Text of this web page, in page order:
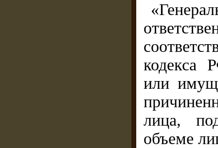
кодекса
или
лица,
объеме